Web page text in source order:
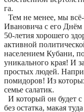
га.
Тем не менее, мы
Ивановича с его
50-летия хорошего
активной
населением Кубани,
уникального края! И
простых людей.
помидоров! Из
семье салатик.
И который он будет
без остатка, макая